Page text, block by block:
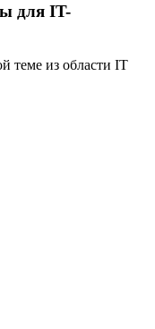
для IT-
теме из области IT